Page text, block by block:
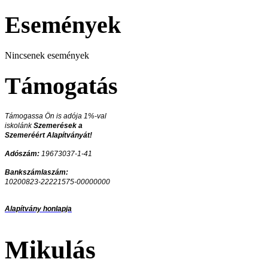
Események
Nincsenek események
Támogatás
Támogassa Ön is adója 1%-val
iskolánkSzemerések a
Szemeréért Alapítványát!
Adószám: 19673037-1-41
Bankszámlaszám:
10200823-22221575-00000000
Alapítvány honlapja
Mikulás